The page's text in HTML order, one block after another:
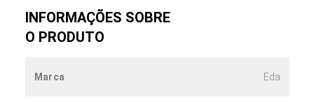
INFORMAÇÕES SOBRE
O PRODUTO
Marca Eda